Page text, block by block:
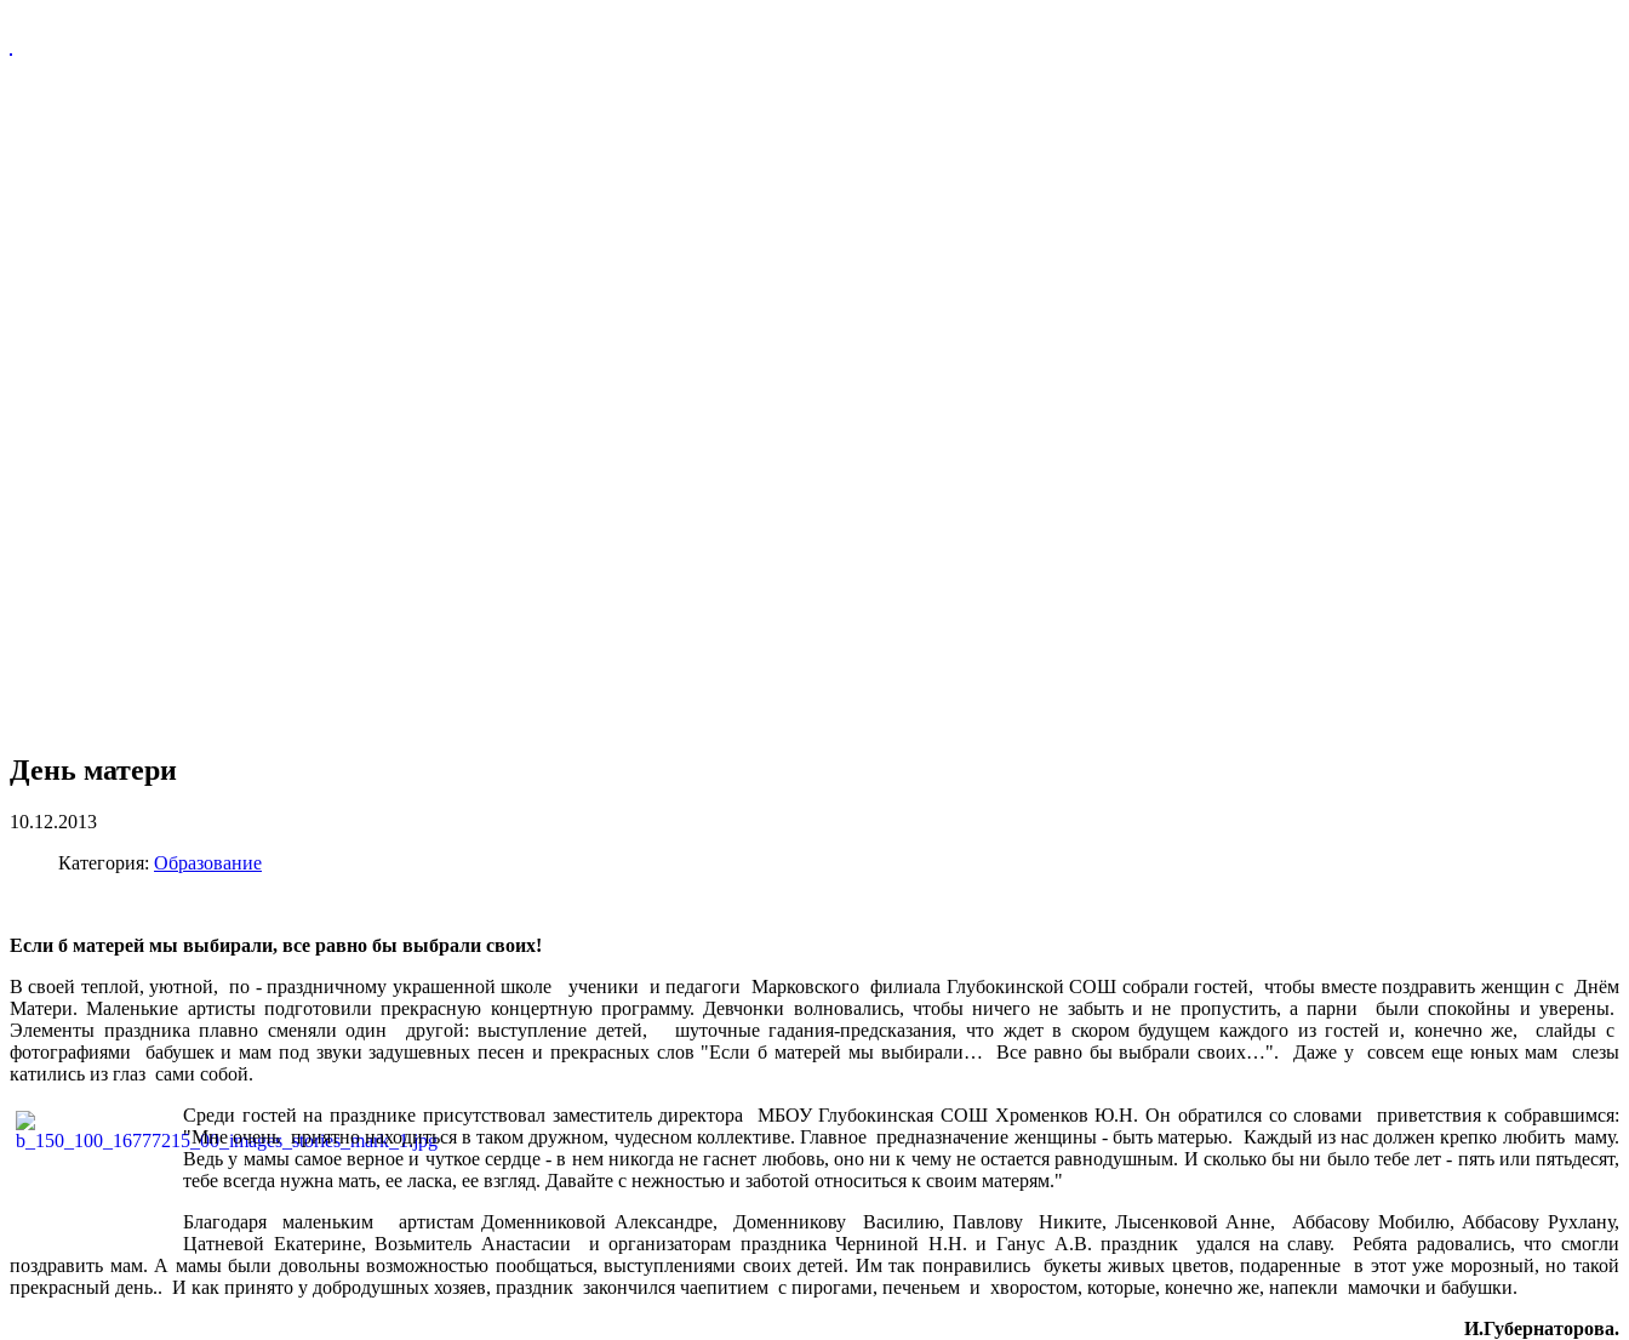
День матери
10.12.2013
Категория: Образование
Если б матерей мы выбирали, все равно бы выбрали своих!
В своей теплой, уютной, по - праздничному украшенной школе ученики и педагоги Марковского филиала Глубокинской СОШ собрали гостей, чтобы вместе поздравить женщин с Днём
Матери. Маленькие артисты подготовили прекрасную концертную программу. Девчонки волновались, чтобы ничего не забыть и не пропустить, а парни были спокойны и уверены.
Элементы праздника плавно сменяли один другой: выступление детей, шуточные гадания-предсказания, что ждет в скором будущем каждого из гостей и, конечно же, слайды с
фотографиями бабушек и мам под звуки задушевных песен и прекрасных слов "Если б матерей мы выбирали… Все равно бы выбрали своих…". Даже у совсем еще юных мам слезы
катились из глаз сами собой.
Среди гостей на празднике присутствовал заместитель директора МБОУ Глубокинская СОШ Хроменков Ю.Н. Он обратился со словами приветствия к собравшимся:
"Мне очень приятно находиться в таком дружном, чудесном коллективе. Главное предназначение женщины - быть матерью. Каждый из нас должен крепко любить маму.
Ведь у мамы самое верное и чуткое сердце - в нем никогда не гаснет любовь, оно ни к чему не остается равнодушным. И сколько бы ни было тебе лет - пять или пятьдесят,
тебе всегда нужна мать, ее ласка, ее взгляд. Давайте с нежностью и заботой относиться к своим матерям."
Благодаря маленьким артистам Доменниковой Александре, Доменникову Василию, Павлову Никите, Лысенковой Анне, Аббасову Мобилю, Аббасову Рухлану,
Цатневой Екатерине, Возьмитель Анастасии и организаторам праздника Черниной Н.Н. и Ганус А.В. праздник удался на славу. Ребята радовались, что смогли
поздравить мам. А мамы были довольны возможностью пообщаться, выступлениями своих детей. Им так понравились букеты живых цветов, подаренные в этот уже морозный, но такой
прекрасный день.. И как принято у добродушных хозяев, праздник закончился чаепитием с пирогами, печеньем и хворостом, которые, конечно же, напекли мамочки и бабушки.
И.Губернаторова.